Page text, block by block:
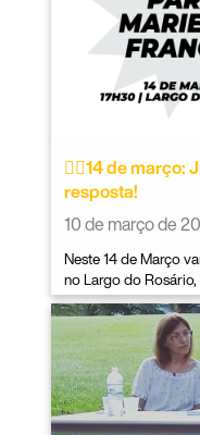
✊🏿14 de
resposta!
10 de março de
Neste 14 de Março
no Largo do Rosário,